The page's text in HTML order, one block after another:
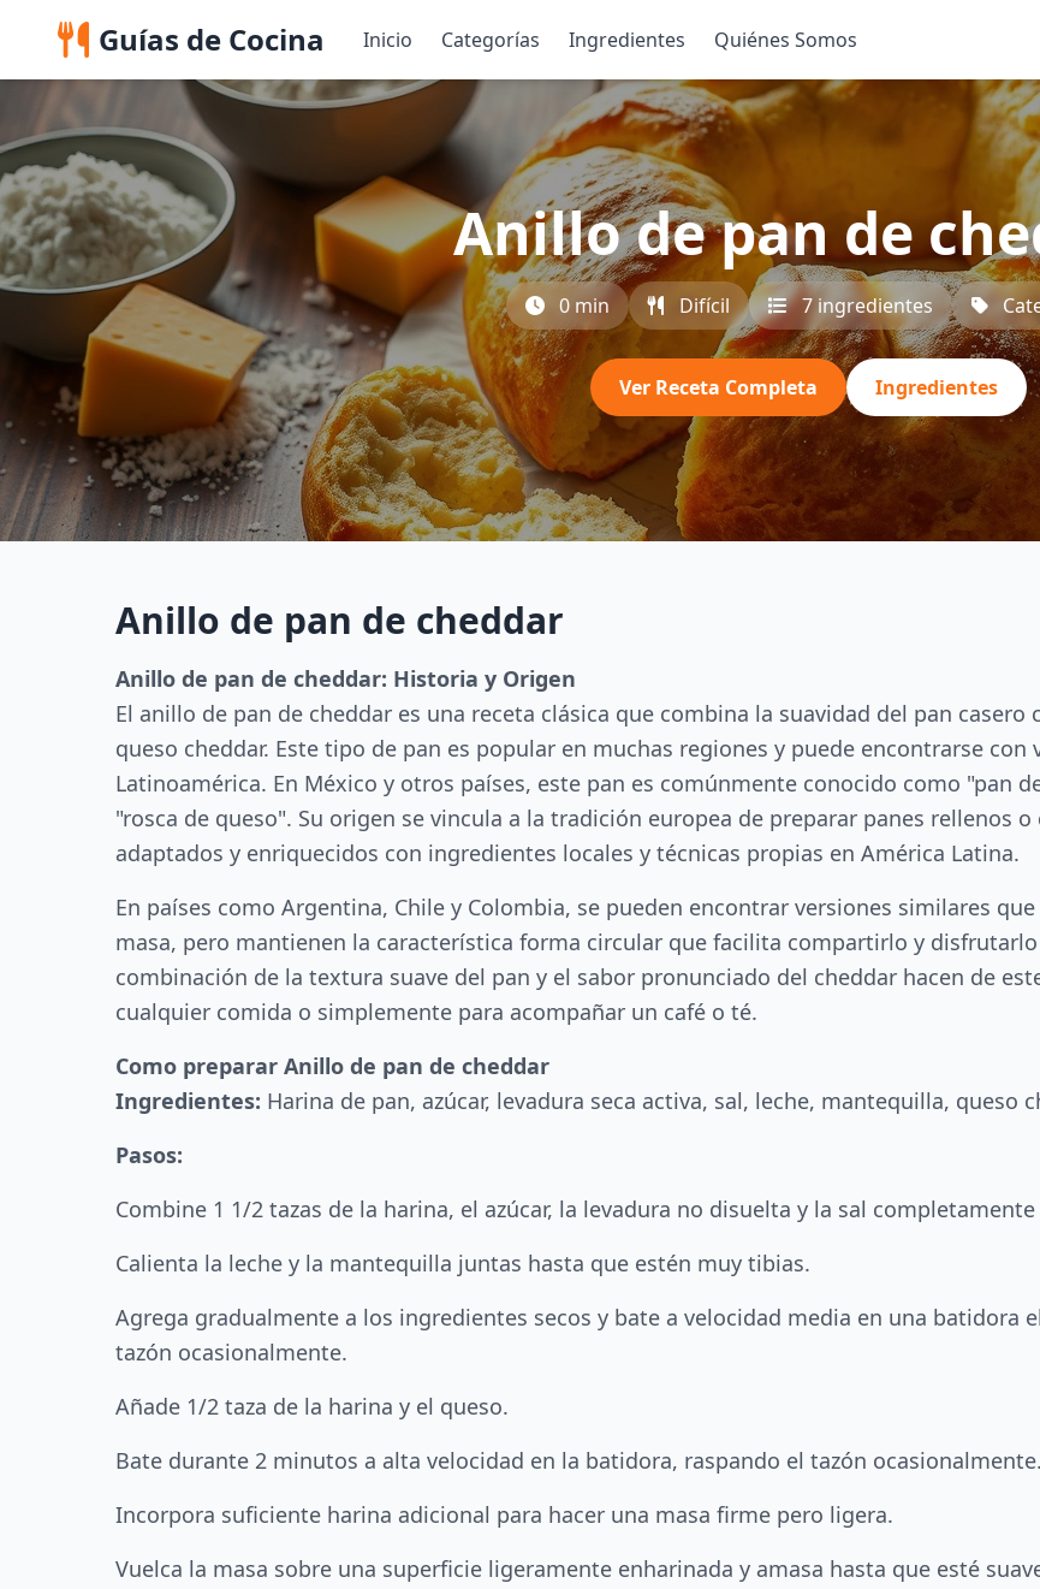
Guías de Cocina Inicio Categorías Ingredientes Quiénes Somos
Anillo de pan de
0 min Difícil 7 ingredientes
Ver Receta Completa Ingredientes
Anillo de pan de cheddar
Anillo de pan de cheddar: Historia y Origen
El anillo de pan de cheddar es una receta clásica que combina la suavidad del pan
queso cheddar. Este tipo de pan es popular en muchas regiones y puede encontrarse con
Latinoamérica. En México y otros países, este pan es comúnmente conocido como "pan
"rosca de queso". Su origen se vincula a la tradición europea de preparar panes rellenos
adaptados y enriquecidos con ingredientes locales y técnicas propias en América Latina.
En países como Argentina, Chile y Colombia, se pueden encontrar versiones similares
masa, pero mantienen la característica forma circular que facilita compartirlo y
combinación de la textura suave del pan y el sabor pronunciado del cheddar hacen de
cualquier comida o simplemente para acompañar un café o té.
Como preparar Anillo de pan de cheddar
Ingredientes: Harina de pan, azúcar, levadura seca activa, sal, leche, mantequilla, queso
Pasos:
Combine 1 1/2 tazas de la harina, el azúcar, la levadura no disuelta y la sal
Calienta la leche y la mantequilla juntas hasta que estén muy tibias.
Agrega gradualmente a los ingredientes secos y bate a velocidad media en una batidora
tazón ocasionalmente.
Añade 1/2 taza de la harina y el queso.
Bate durante 2 minutos a alta velocidad en la batidora, raspando el tazón ocasionalmente.
Incorpora suficiente harina adicional para hacer una masa firme pero ligera.
Vuelca la masa sobre una superficie ligeramente enharinada y amasa hasta que esté